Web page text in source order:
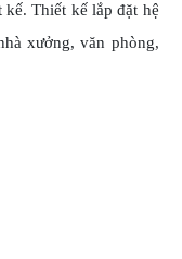
Thiết kế lắp đặt hệ
xưởng, văn phòng,